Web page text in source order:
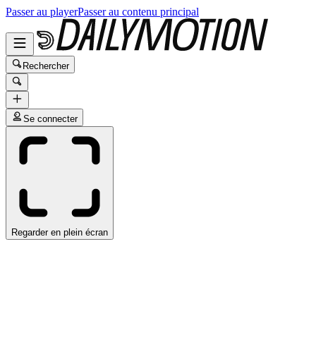
Passer au playerPasser au contenu principal
Rechercher
Se connecter
Regarder en plein écran